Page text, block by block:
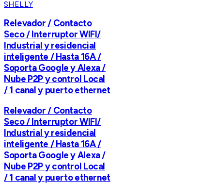
SHELLY
Relevador / Contacto
Seco / Interruptor WIFI/
Industrial y residencial
inteligente / Hasta 16A /
Soporta Google y Alexa /
Nube P2P y control Local
/ 1 canal y puerto ethernet
Relevador / Contacto
Seco / Interruptor WIFI/
Industrial y residencial
inteligente / Hasta 16A /
Soporta Google y Alexa /
Nube P2P y control Local
/ 1 canal y puerto ethernet